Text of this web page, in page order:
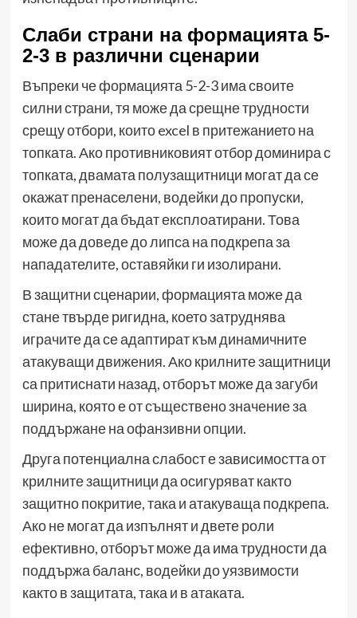
Слаби страни на формацията 5-
2-3 в различни сценарии
Въпреки че формацията 5-2-3 има своите
силни страни, тя може да срещне трудности
срещу отбори, които excel в притежанието на
топката. Ако противниковият отбор доминира с
топката, двамата полузащитници могат да се
окажат пренаселени, водейки до пропуски,
които могат да бъдат експлоатирани. Това
може да доведе до липса на подкрепа за
нападателите, оставяйки ги изолирани.
В защитни сценарии, формацията може да
стане твърде ригидна, което затруднява
играчите да се адаптират към динамичните
атакуващи движения. Ако крилните защитници
са притиснати назад, отборът може да загуби
ширина, която е от съществено значение за
поддържане на офанзивни опции.
Друга потенциална слабост е зависимостта от
крилните защитници да осигуряват както
защитно покритие, така и атакуваща подкрепа.
Ако не могат да изпълнят и двете роли
ефективно, отборът може да има трудности да
поддържа баланс, водейки до уязвимости
както в защитата, така и в атаката.